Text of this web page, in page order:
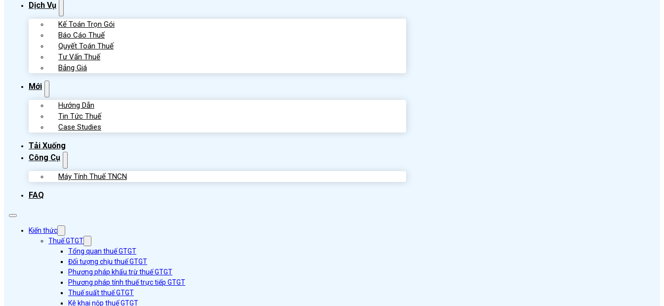
Dịch Vụ
Kế Toán Trọn Gói
Báo Cáo Thuế
Quyết Toán Thuế
Tư Vấn Thuế
Bảng Giá
Mới
Hướng Dẫn
Tin Tức Thuế
Case Studies
Tải Xuống
Công Cụ
Máy Tính Thuế TNCN
FAQ
Kiến thức
Thuế GTGT
Tổng quan thuế GTGT
Đối tượng chịu thuế GTGT
Phương pháp khấu trừ thuế GTGT
Phương pháp tính thuế trực tiếp GTGT
Thuế suất thuế GTGT
Kê khai nộp thuế GTGT